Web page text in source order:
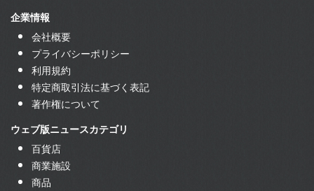
企業情報
会社概要
プライバシーポリシー
利用規約
特定商取引法に基づく表記
著作権について
ウェブ版ニュースカテゴリ
百貨店
商業施設
商品